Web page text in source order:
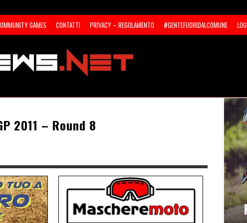
GAMES CONTATTI PRIVACY – REGOLAMENTO #GENTEFUORIDALCOMUNE
2011 – Round 8